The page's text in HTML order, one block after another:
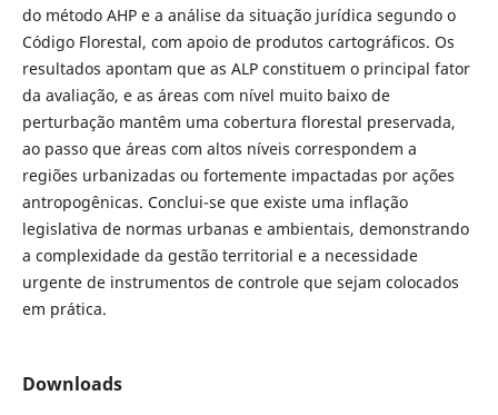
do método AHP e a análise da situação jurídica segundo o
Código Florestal, com apoio de produtos cartográficos. Os
resultados apontam que as ALP constituem o principal fator
da avaliação, e as áreas com nível muito baixo de
perturbação mantêm uma cobertura florestal preservada,
ao passo que áreas com altos níveis correspondem a
regiões urbanizadas ou fortemente impactadas por ações
antropogênicas. Conclui-se que existe uma inflação
legislativa de normas urbanas e ambientais, demonstrando
a complexidade da gestão territorial e a necessidade
urgente de instrumentos de controle que sejam colocados
em prática.
Downloads